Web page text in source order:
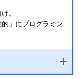
。
」にプログラミン